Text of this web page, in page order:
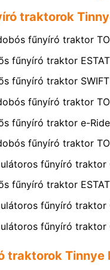
traktorok
fűnyíró traktor
fűnyíró traktor
fűnyíró traktor
fűnyíró traktor
fűnyíró traktor e-
fűnyíró traktor
fűnyíró traktor
fűnyíró traktor
fűnyíró traktor
fűnyíró traktor
traktorok Tinnye